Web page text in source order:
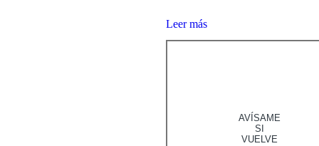
Leer más
AVÍSAME
SI
VUELVE